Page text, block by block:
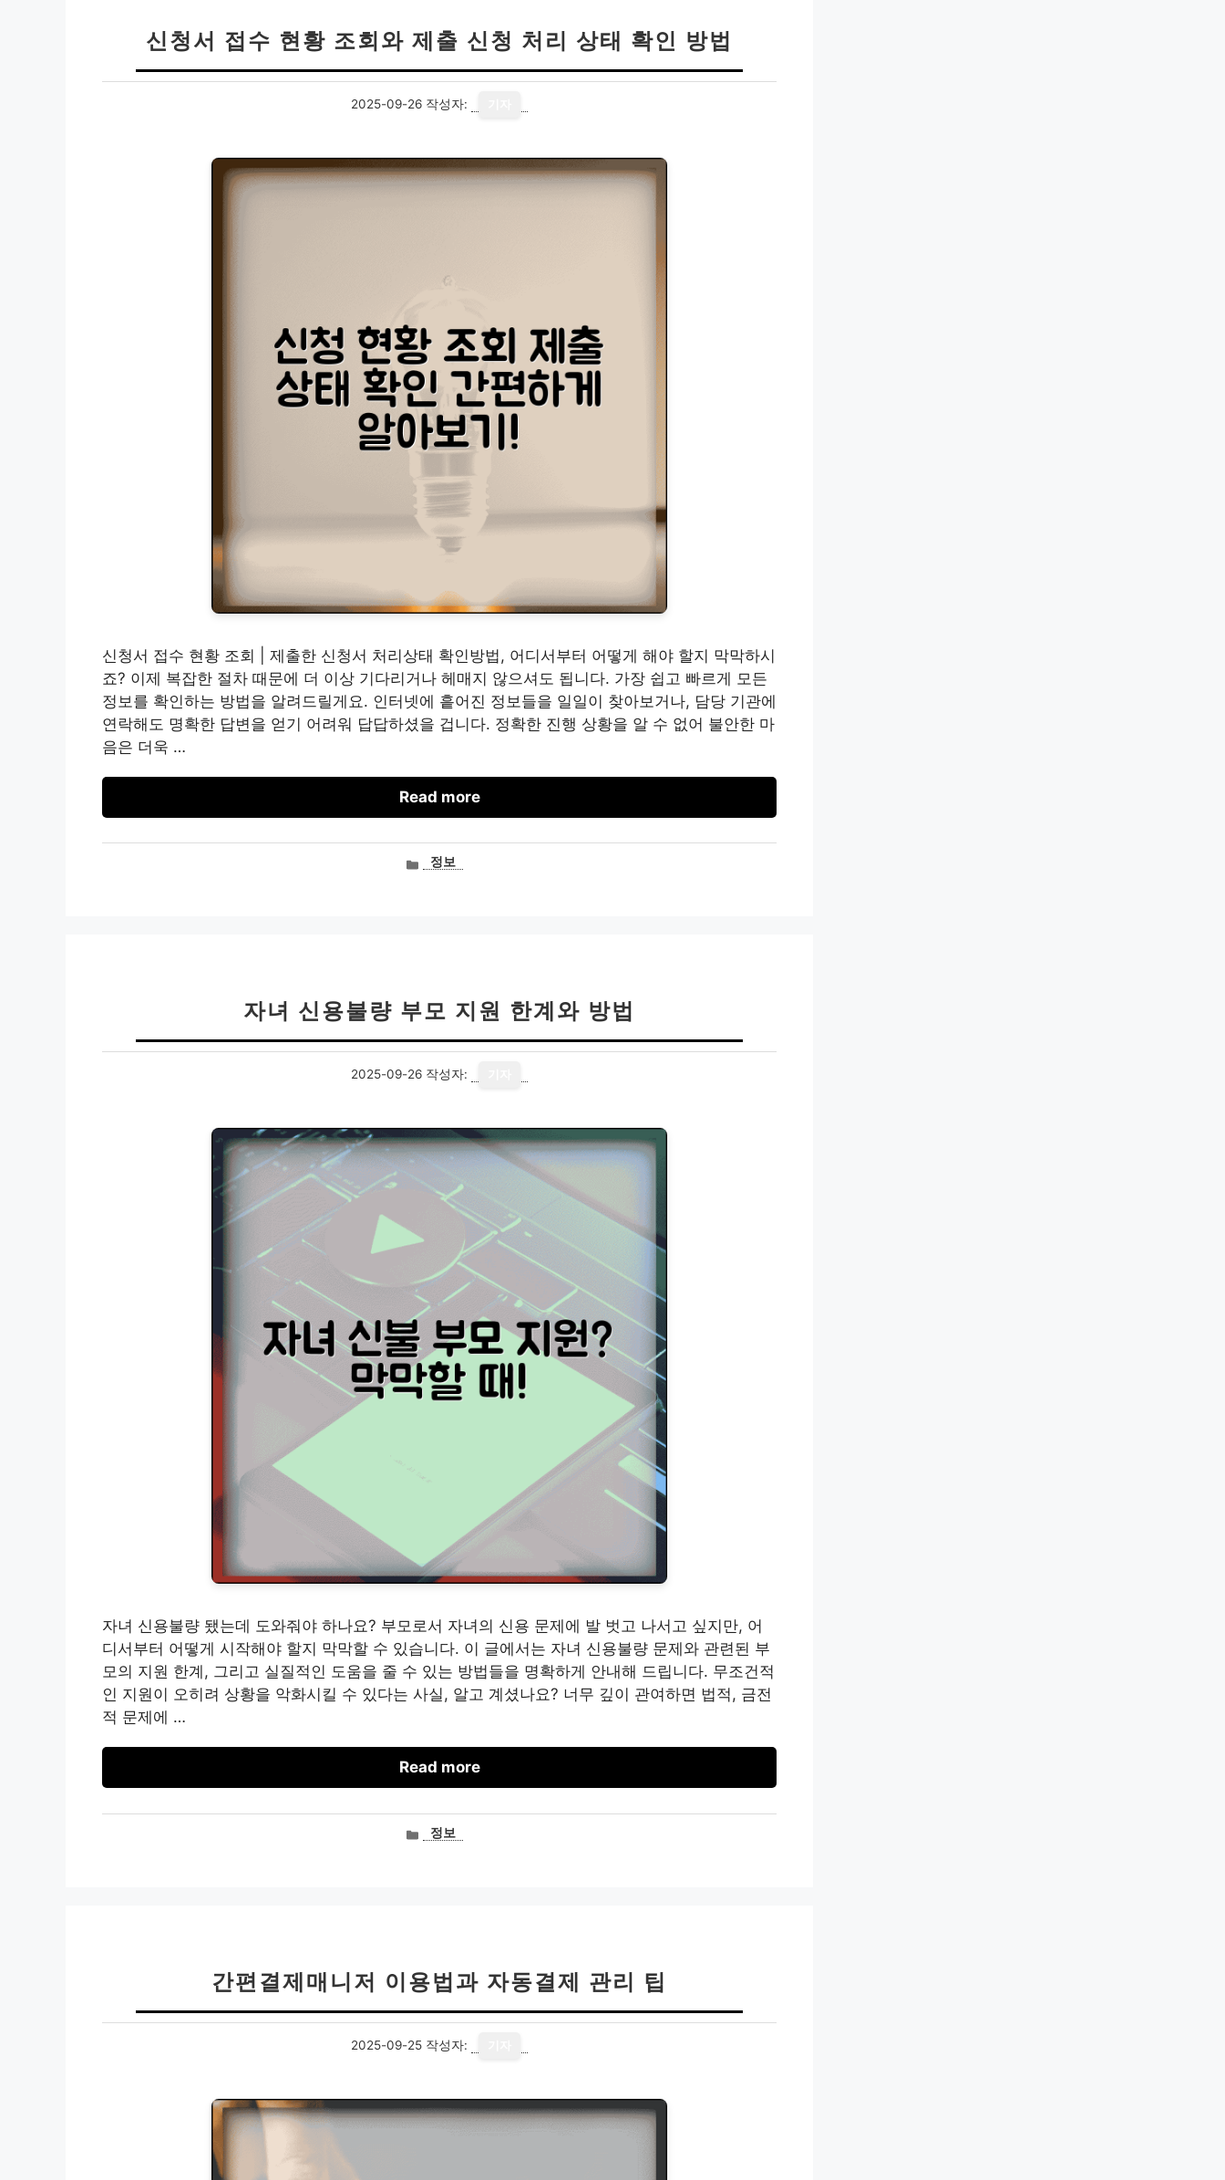
신청서 접수 현황 조회와 제출 신청 처리 상태 확인 방법
2025-09-26 작성자:
신청서 접수 현황 조회 | 제출한 신청서 처리상태 확인방법, 어디서부터 어떻게 해야 할지 막막하시
죠? 이제 복잡한 절차 때문에 더 이상 기다리거나 헤매지 않으셔도 됩니다. 가장 쉽고 빠르게 모든
정보를 확인하는 방법을 알려드릴게요. 인터넷에 흩어진 정보들을 일일이 찾아보거나, 담당 기관에
연락해도 명확한 답변을 얻기 어려워 답답하셨을 겁니다. 정확한 진행 상황을 알 수 없어 불안한 마
음은 더욱 …
Read more
카정보
자녀 신용불량 부모 지원 한계와 방법
2025-09-26 작성자:
자녀 신용불량 됐는데 도와줘야 하나요? 부모로서 자녀의 신용 문제에 발 벗고 나서고 싶지만, 어
디서부터 어떻게 시작해야 할지 막막할 수 있습니다. 이 글에서는 자녀 신용불량 문제와 관련된 부
모의 지원 한계, 그리고 실질적인 도움을 줄 수 있는 방법들을 명확하게 안내해 드립니다. 무조건적
인 지원이 오히려 상황을 악화시킬 수 있다는 사실, 알고 계셨나요? 너무 깊이 관여하면 법적, 금전
적 문제에 …
Read more
카정보
간편결제매니저 이용법과 자동결제 관리 팁
2025-09-25 작성자: